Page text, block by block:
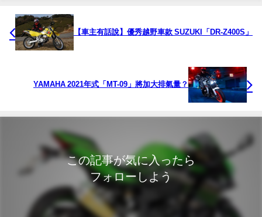
【車主有話說】優秀越野車款 SUZUKI「DR-Z400S」
YAMAHA 2021年式「MT-09」將加大排氣量？
この記事が気に入ったら
フォローしよう